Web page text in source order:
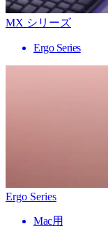
MX シリーズ
Ergo Series
Ergo Series
Mac用